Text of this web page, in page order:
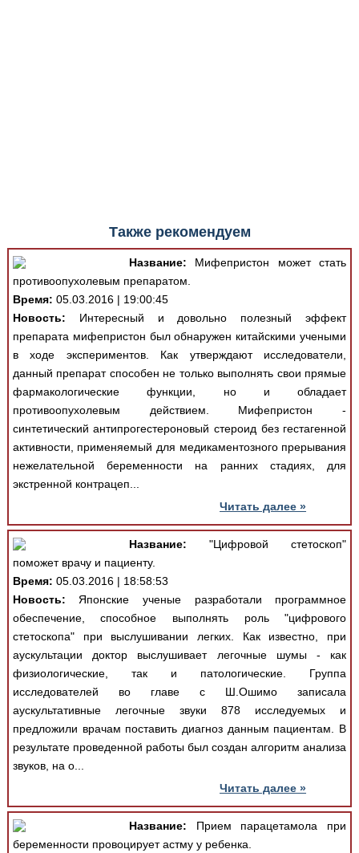
Также рекомендуем
Название: Мифепристон может стать
противоопухолевым препаратом.
Время: 05.03.2016 | 19:00:45
Новость: Интересный и довольно полезный эффект
препарата мифепристон был обнаружен китайскими учеными
в ходе экспериментов. Как утверждают исследователи,
данный препарат способен не только выполнять свои прямые
фармакологические функции, но и обладает
противоопухолевым действием. Мифепристон -
синтетический антипрогестероновый стероид без гестагенной
активности, применяемый для медикаментозного прерывания
нежелательной беременности на ранних стадиях, для
экстренной контрацеп...
Читать далее »
Название: "Цифровой стетоскоп"
поможет врачу и пациенту.
Время: 05.03.2016 | 18:58:53
Новость: Японские ученые разработали программное
обеспечение, способное выполнять роль "цифрового
стетоскопа" при выслушивании легких. Как известно, при
аускультации доктор выслушивает легочные шумы - как
физиологические, так и патологические. Группа
исследователей во главе с Ш.Ошимо записала
аускультативные легочные звуки 878 исследуемых и
предложили врачам поставить диагноз данным пациентам. В
результате проведенной работы был создан алгоритм анализа
звуков, на о...
Читать далее »
Название: Прием парацетамола при
беременности провоцирует астму у ребенка.